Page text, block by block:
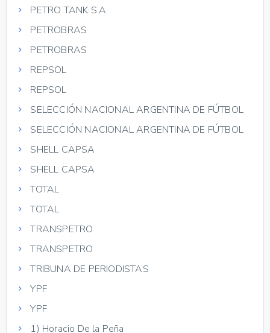
PETRO TANK S.A
PETROBRAS
PETROBRAS
REPSOL
REPSOL
SELECCIÓN NACIONAL ARGENTINA DE FÚTBOL
SELECCIÓN NACIONAL ARGENTINA DE FÚTBOL
SHELL CAPSA
SHELL CAPSA
TOTAL
TOTAL
TRANSPETRO
TRANSPETRO
TRIBUNA DE PERIODISTAS
YPF
YPF
1) Horacio De la Peña